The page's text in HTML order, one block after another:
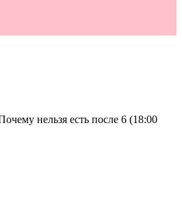
нельзя есть после 6 (18:00